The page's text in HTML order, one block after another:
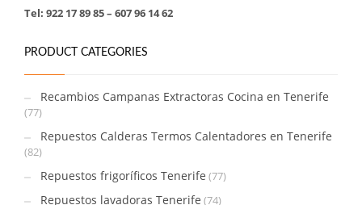
Tel: 922 17 89 85 – 607 96 14 62
PRODUCT CATEGORIES
Recambios Campanas Extractoras Cocina en Tenerife
(77)
Repuestos Calderas Termos Calentadores en Tenerife
(82)
Repuestos frigoríficos Tenerife (77)
Repuestos lavadoras Tenerife (74)